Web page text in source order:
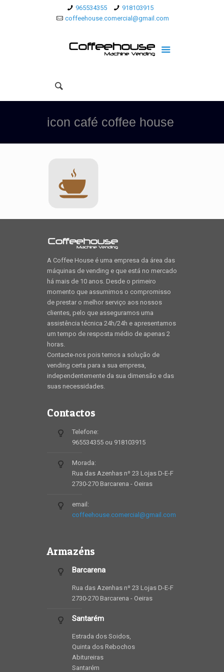
965534355
918103915
coffeehouse.comercial@gmail.com
icon café coffee house
A Coffee House é uma empresa da área das
máquinas de vending e que está no mercado
há mais de 10 anos. Desde o primeiro
momento que assumimos o compromisso
de prestar o melhor serviço aos nossos
clientes, pelo que asseguramos uma
assistência técnica 24h/24h e apresentamos
um tempo de resposta médio de apenas 2
horas.
Contacte-nos pois temos a solução de
vending certa para a sua empresa,
independentemente da sua dimensão e das
suas necessidades.
Contactos
Telefone:
965534355 ou 918103915
Morada:
Rua das Azenhas nº 23 Lojas D-E-F
2730-270 Barcarena - Oeiras
email:
coffeehouse.comercial@gmail.com
Armazéns
Barcarena
Rua das Azenhas nº 23 Lojas D-E-F
2730-270 Barcarena - Oeiras
Santarém
Estrada dos Soidos,
Quinta dos Rebochos
Abitureiras
Santarém